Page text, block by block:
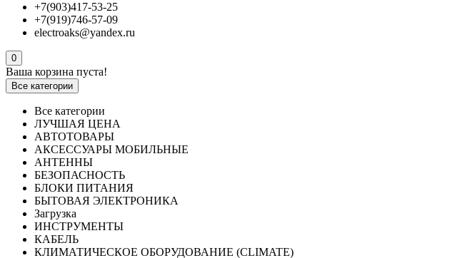
+7(903)417-53-25
+7(919)746-57-09
electroaks@yandex.ru
0
Ваша корзина пуста!
Все категории
Все категории
ЛУЧШАЯ ЦЕНА
АВТОТОВАРЫ
АКСЕССУАРЫ МОБИЛЬНЫЕ
АНТЕННЫ
БЕЗОПАСНОСТЬ
БЛОКИ ПИТАНИЯ
БЫТОВАЯ ЭЛЕКТРОНИКА
Загрузка
ИНСТРУМЕНТЫ
КАБЕЛЬ
КЛИМАТИЧЕСКОЕ ОБОРУДОВАНИЕ (CLIMATE)